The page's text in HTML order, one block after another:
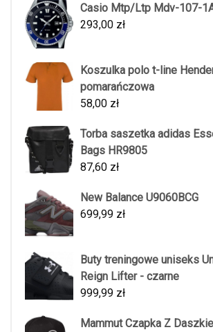
Casio Mtp/Ltp Mdv-107-
293,00 zł
Koszulka polo t-line
pomarańczowa
58,00 zł
Torba saszetka adidas
Bags HR9805
87,60 zł
New Balance U9060BCG
699,99 zł
Buty treningowe uniseks
Reign Lifter - czarne
999,99 zł
Mammut Czapka Z